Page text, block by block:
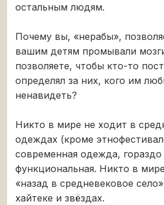
остальным людям.
Почему вы, «нерабы»,
вашим детям промывали
позволяете, чтобы кто-то
определял за них, кого им
ненавидеть?
Никто в мире не ходит в
одеждах (кроме
современная одежда, гораздо
функциональная. Никто в
«назад в средневековое
хайтеке и звёздах.